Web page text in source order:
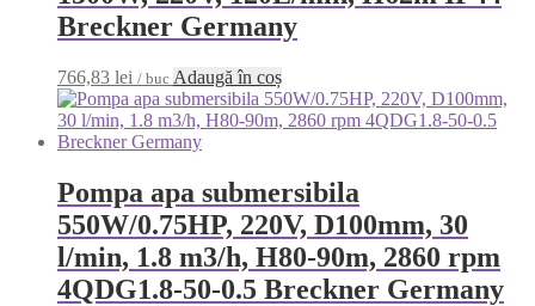
Breckner Germany
766,83 lei / buc Adaugă în coș
Pompa apa submersibila
550W/0.75HP, 220V, D100mm, 30
l/min, 1.8 m3/h, H80-90m, 2860 rpm
4QDG1.8-50-0.5 Breckner Germany